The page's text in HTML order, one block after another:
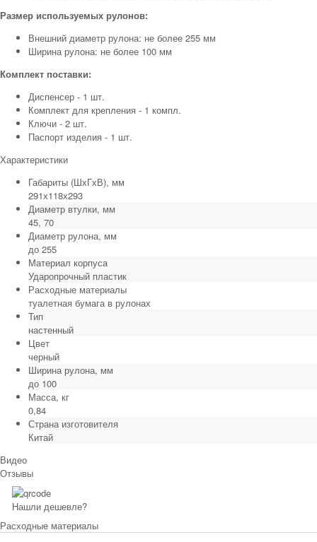
Размер используемых рулонов:
Внешний диаметр рулона: не более 255 мм
Ширина рулона: не более 100 мм
Комплект поставки:
Диспенсер - 1 шт.
Комплект для крепления - 1 компл.
Ключи - 2 шт.
Паспорт изделия - 1 шт.
Характеристики
Габариты (ШхГхВ), мм
291х118х293
Диаметр втулки, мм
45, 70
Диаметр рулона, мм
до 255
Материал корпуса
Ударопрочный пластик
Расходные материалы
туалетная бумага в рулонах
Тип
настенный
Цвет
черный
Ширина рулона, мм
до 100
Масса, кг
0,84
Страна изготовителя
Китай
Видео
Отзывы
Нашли дешевле?
Расходные материалы